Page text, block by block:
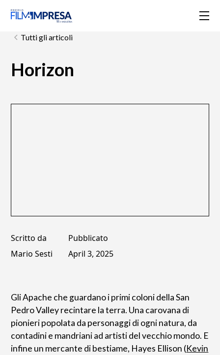
Tutti gli articoli
Horizon
Scritto da
Mario Sesti
Pubblicato
April 3, 2025
Gli Apache che guardano i primi coloni della San
Pedro Valley recintare la terra. Una carovana di
pionieri popolata da personaggi di ogni natura, da
contadini e mandriani ad artisti del vecchio mondo. E
infine un mercante di bestiame, Hayes Ellison (Kevin